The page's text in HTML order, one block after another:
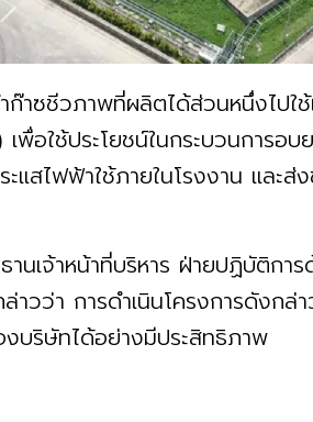
ก๊าซชีวภาพที่ผลิตได้ส่วนหนึ่งไปใ
พื่อใช้ประโยชน์ในกระบวนการอ
ะแสไฟฟ้าใช้ภายในโรงงาน และ
นเจ้าหน้าที่บริหาร ฝ่ายปฏิบัติกา
าวว่า การดำเนินโครงการดังกล่
บริษัทได้อย่างมีประสิทธิภาพ